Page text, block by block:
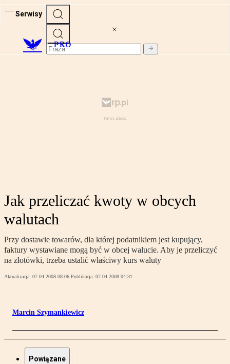
Serwisy
PRO
Jak przeliczać kwoty w obcych
walutach
Przy dostawie towarów, dla której podatnikiem jest kupujący,
faktury wystawiane mogą być w obcej walucie. Aby je przeliczyć
na złotówki, trzeba ustalić właściwy kurs waluty
Aktualizacja: 07.04.2008 08:06 Publikacja: 07.04.2008 04:31
Marcin Szymankiewicz
Powiązane